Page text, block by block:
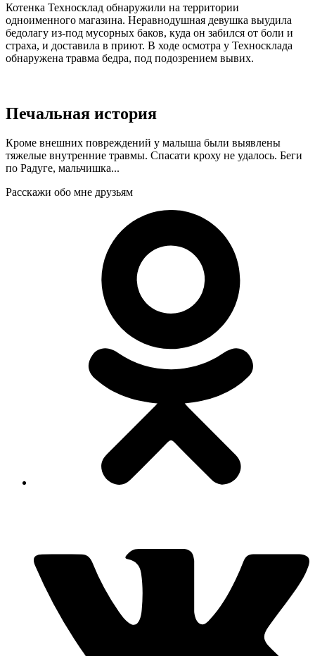
Котенка Техносклад обнаружили на территории
одноименного магазина. Неравнодушная девушка выудила
бедолагу из-под мусорных баков, куда он забился от боли и
страха, и доставила в приют. В ходе осмотра у Техносклада
обнаружена травма бедра, под подозрением вывих.
Печальная история
Кроме внешних повреждений у малыша были выявлены
тяжелые внутренние травмы. Спасати кроху не удалось. Беги
по Радуге, мальчишка...
Расскажи обо мне друзьям